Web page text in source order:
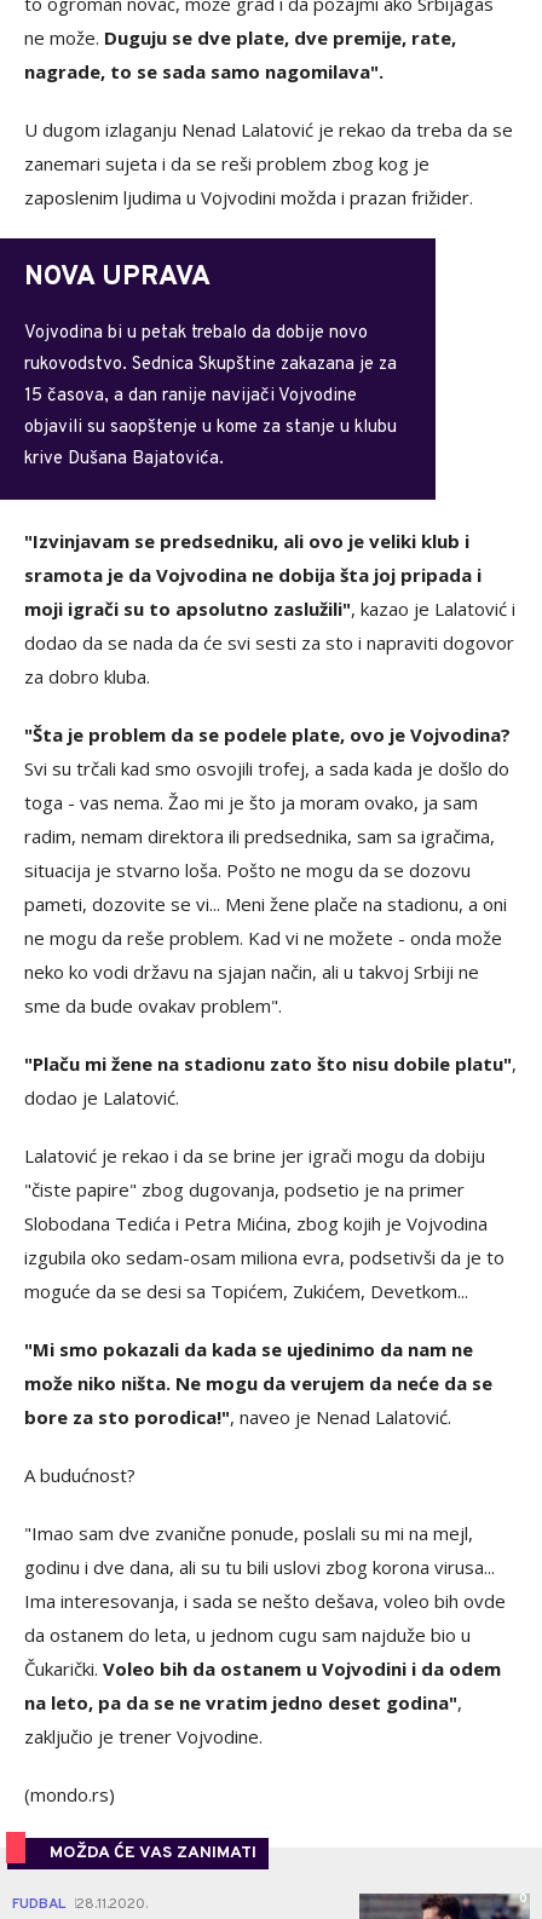
ne može. Duguju se dve plate, dve premije, rate,
nagrade, to se sada samo nagomilava".
U dugom izlaganju Nenad Lalatović je rekao da treba da se
zanemari sujeta i da se reši problem zbog kog je
zaposlenim ljudima u Vojvodini možda i prazan frižider.
NOVA UPRAVA
Vojvodina bi u petak trebalo da dobije novo
rukovodstvo. Sednica Skupštine zakazana je za
15 časova, a dan ranije navijači Vojvodine
objavili su saopštenje u kome za stanje u klubu
krive Dušana Bajatovića.
"Izvinjavam se predsedniku, ali ovo je veliki klub i
sramota je da Vojvodina ne dobija šta joj pripada i
moji igrači su to apsolutno zaslužili", kazao je Lalatović i
dodao da se nada da će svi sesti za sto i napraviti dogovor
za dobro kluba.
"Šta je problem da se podele plate, ovo je Vojvodina?
Svi su trčali kad smo osvojili trofej, a sada kada je došlo do
toga - vas nema. Žao mi je što ja moram ovako, ja sam
radim, nemam direktora ili predsednika, sam sa igračima,
situacija je stvarno loša. Pošto ne mogu da se dozovu
pameti, dozovite se vi... Meni žene plače na stadionu, a oni
ne mogu da reše problem. Kad vi ne možete - onda može
neko ko vodi državu na sjajan način, ali u takvoj Srbiji ne
sme da bude ovakav problem".
"Plaču mi žene na stadionu zato što nisu dobile platu",
dodao je Lalatović.
Lalatović je rekao i da se brine jer igrači mogu da dobiju
"čiste papire" zbog dugovanja, podsetio je na primer
Slobodana Tedića i Petra Mićina, zbog kojih je Vojvodina
izgubila oko sedam-osam miliona evra, podsetivši da je to
moguće da se desi sa Topićem, Zukićem, Devetkom...
"Mi smo pokazali da kada se ujedinimo da nam ne
može niko ništa. Ne mogu da verujem da neće da se
bore za sto porodica!", naveo je Nenad Lalatović.
A budućnost?
"Imao sam dve zvanične ponude, poslali su mi na mejl,
godinu i dve dana, ali su tu bili uslovi zbog korona virusa...
Ima interesovanja, i sada se nešto dešava, voleo bih ovde
da ostanem do leta, u jednom cugu sam najduže bio u
Čukarički. Voleo bih da ostanem u Vojvodini i da odem
na leto, pa da se ne vratim jedno deset godina",
zaključio je trener Vojvodine.
(mondo.rs)
MOŽDA ĆE VAS ZANIMATI
FUDBAL 28.11.2020. 0